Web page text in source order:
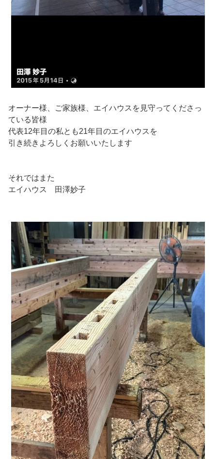
オーナー様、ご家族様、エイハウスを見守ってくださっ
ている皆様
代表12年目の私とも21年目のエイハウスを
引き続きよろしくお願いいたします
それではまた
エイハウス 田澤妙子